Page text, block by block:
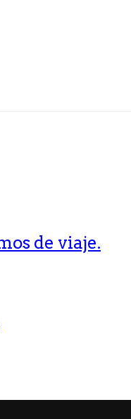
de viaje.